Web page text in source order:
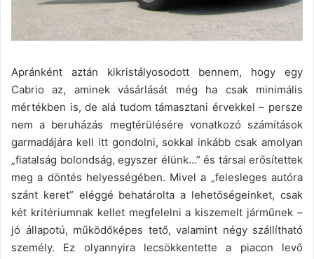
Apránként aztán kikristályosodott bennem, hogy egy
Cabrio az, aminek vásárlását még ha csak minimális
mértékben is, de alá tudom támasztani érvekkel – persze
nem a beruházás megtérülésére vonatkozó számítások
garmadájára kell itt gondolni, sokkal inkább csak amolyan
„fiatalság bolondság, egyszer élünk…” és társai erősítettek
meg a döntés helyességében. Mivel a „felesleges autóra
szánt keret” eléggé behatárolta a lehetőségeinket, csak
két kritériumnak kellet megfelelni a kiszemelt járműnek –
jó állapotú, működőképes tető, valamint négy szállítható
személy. Ez olyannyira lecsökkentette a piacon levő